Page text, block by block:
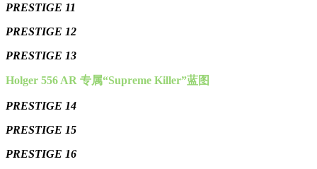
PRESTIGE 11
PRESTIGE 12
PRESTIGE 13
Holger 556 AR 专属“Supreme Killer”蓝图
PRESTIGE 14
PRESTIGE 15
PRESTIGE 16